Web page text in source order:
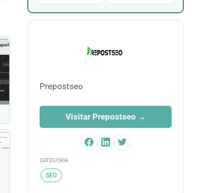
Prepostseo
Visitar Prepostseo →
CATEGORIA
SEO